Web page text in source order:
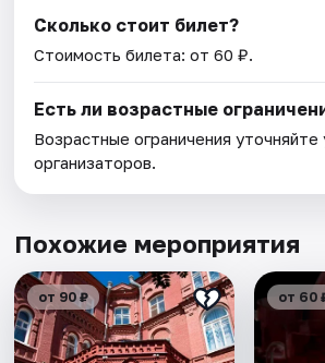
Сколько стоит билет?
Стоимость билета: от 60 ₽.
Есть ли возрастные
Возрастные ограничения уточняйте
организаторов.
Похожие мероприятия
от 90 ₽ от 60